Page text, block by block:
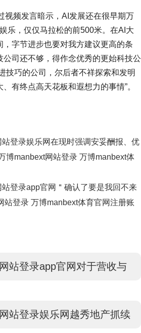
视频发言暗示，AI发展还在很早期万
乐，仅仅马拉松的前500米。在AI大
字节进步也要对我方建议更高的条
司还不够，得作念优秀的更始科技公
技巧的公司，尔后者不祥探索和发明
有终点高天花板和遐想力的事情”。
登录娱乐网在现时强调安妥酬报、优
博manbext网站登录 万博manbext体
登录app官网＂确认了要是我回不来
站登录 万博manbext体育官网注册账
站登录app官网对于营收与
育官网注册账号入口
站登录娱乐网越秀地产抓续